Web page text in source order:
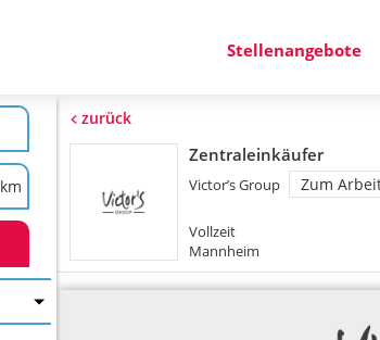
Stellenangebote
zurück
Zentraleinkäufer
Victor’s Group Zum
Vollzeit
Mannheim